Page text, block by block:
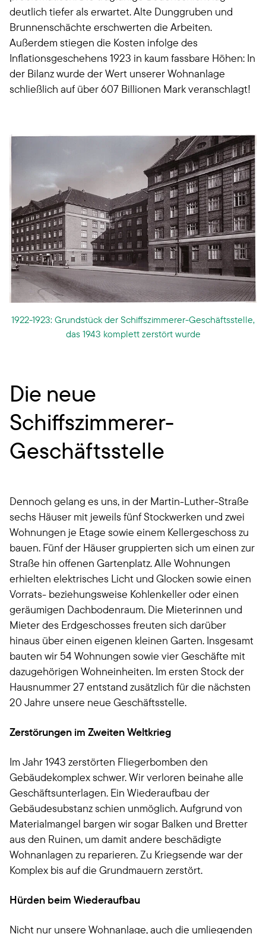
deutlich tiefer als erwartet. Alte Dunggruben und
Brunnenschächte erschwerten die Arbeiten.
Außerdem stiegen die Kosten infolge des
Inflationsgeschehens 1923 in kaum fassbare Höhen: In
der Bilanz wurde der Wert unserer Wohnanlage
schließlich auf über 607 Billionen Mark veranschlagt!
1922-1923: Grundstück der Schiffszimmerer-Geschäftsstelle,
das 1943 komplett zerstört wurde
Die neue
Schiffszimmerer-
Geschäftsstelle
Dennoch gelang es uns, in der Martin-Luther-Straße
sechs Häuser mit jeweils fünf Stockwerken und zwei
Wohnungen je Etage sowie einem Kellergeschoss zu
bauen. Fünf der Häuser gruppierten sich um einen zur
Straße hin offenen Gartenplatz. Alle Wohnungen
erhielten elektrisches Licht und Glocken sowie einen
Vorrats- beziehungsweise Kohlenkeller oder einen
geräumigen Dachbodenraum. Die Mieterinnen und
Mieter des Erdgeschosses freuten sich darüber
hinaus über einen eigenen kleinen Garten. Insgesamt
bauten wir 54 Wohnungen sowie vier Geschäfte mit
dazugehörigen Wohneinheiten. Im ersten Stock der
Hausnummer 27 entstand zusätzlich für die nächsten
20 Jahre unsere neue Geschäftsstelle.
Zerstörungen im Zweiten Weltkrieg
Im Jahr 1943 zerstörten Fliegerbomben den
Gebäudekomplex schwer. Wir verloren beinahe alle
Geschäftsunterlagen. Ein Wiederaufbau der
Gebäudesubstanz schien unmöglich. Aufgrund von
Materialmangel bargen wir sogar Balken und Bretter
aus den Ruinen, um damit andere beschädigte
Wohnanlagen zu reparieren. Zu Kriegsende war der
Komplex bis auf die Grundmauern zerstört.
Hürden beim Wiederaufbau
Nicht nur unsere Wohnanlage, auch die umliegenden